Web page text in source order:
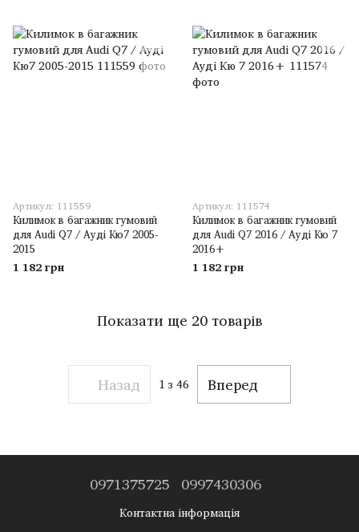
Артикул: 111559
Килимок в багажник гумовий
для Audi Q7 / Ауді Кю7 2005-
2015
1 182 грн
Артикул: 111574
Килимок в багажник гумовий
для Audi Q7 2016 / Ауді Кю 7
2016+
1 182 грн
Показати ще 20 товарів
Назад 1 з 46 Вперед
0971375725 0997430306
Контактна інформація